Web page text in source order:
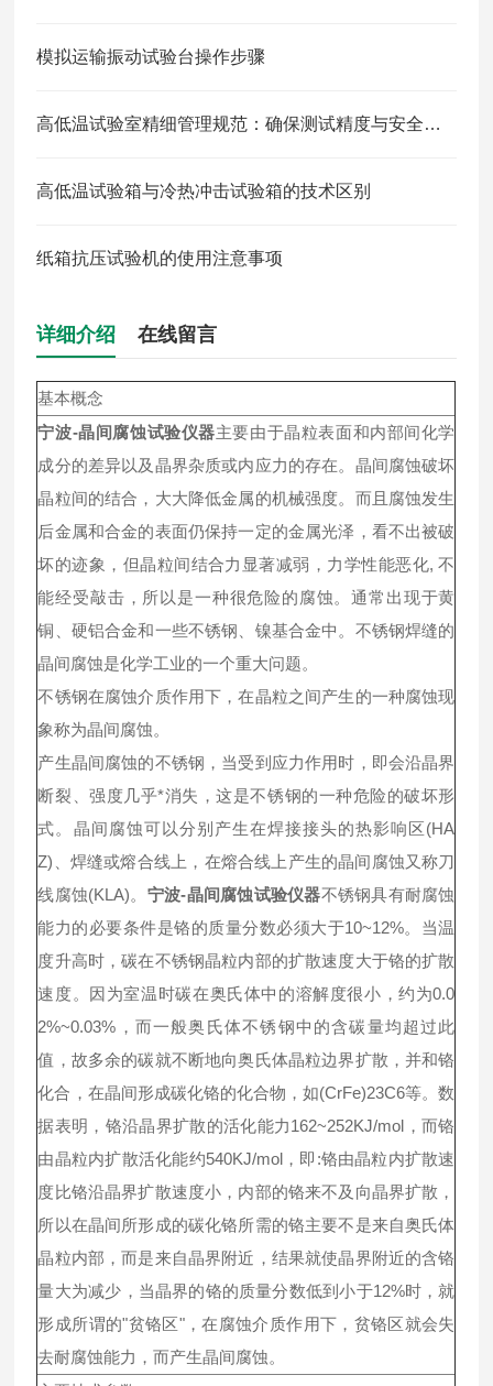
模拟运输振动试验台操作步骤
高低温试验室精细管理规范：确保测试精度与安全的基石
高低温试验箱与冷热冲击试验箱的技术区别
纸箱抗压试验机的使用注意事项
详细介绍 在线留言
基本概念
宁波-晶间腐蚀试验仪器主要由于晶粒表面和内部间化学
成分的差异以及晶界杂质或内应力的存在。晶间腐蚀破坏
晶粒间的结合，大大降低金属的机械强度。而且腐蚀发生
后金属和合金的表面仍保持一定的金属光泽，看不出被破
坏的迹象，但晶粒间结合力显著减弱，力学性能恶化, 不
能经受敲击，所以是一种很危险的腐蚀。通常出现于黄
铜、硬铝合金和一些不锈钢、镍基合金中。不锈钢焊缝的
晶间腐蚀是化学工业的一个重大问题。
不锈钢在腐蚀介质作用下，在晶粒之间产生的一种腐蚀现
象称为晶间腐蚀。
产生晶间腐蚀的不锈钢，当受到应力作用时，即会沿晶界
断裂、强度几乎*消失，这是不锈钢的一种危险的破坏形
式。晶间腐蚀可以分别产生在焊接接头的热影响区(HA
Z)、焊缝或熔合线上，在熔合线上产生的晶间腐蚀又称刀
线腐蚀(KLA)。 宁波-晶间腐蚀试验仪器不锈钢具有耐腐蚀
能力的必要条件是铬的质量分数必须大于10~12%。当温
度升高时，碳在不锈钢晶粒内部的扩散速度大于铬的扩散
速度。因为室温时碳在奥氏体中的溶解度很小，约为0.0
2%~0.03%，而一般奥氏体不锈钢中的含碳量均超过此
值，故多余的碳就不断地向奥氏体晶粒边界扩散，并和铬
化合，在晶间形成碳化铬的化合物，如(CrFe)23C6等。数
据表明，铬沿晶界扩散的活化能力162~252KJ/mol，而铬
由晶粒内扩散活化能约540KJ/mol，即:铬由晶粒内扩散速
度比铬沿晶界扩散速度小，内部的铬来不及向晶界扩散，
所以在晶间所形成的碳化铬所需的铬主要不是来自奥氏体
晶粒内部，而是来自晶界附近，结果就使晶界附近的含铬
量大为减少，当晶界的铬的质量分数低到小于12%时，就
形成所谓的"贫铬区"，在腐蚀介质作用下，贫铬区就会失
去耐腐蚀能力，而产生晶间腐蚀。